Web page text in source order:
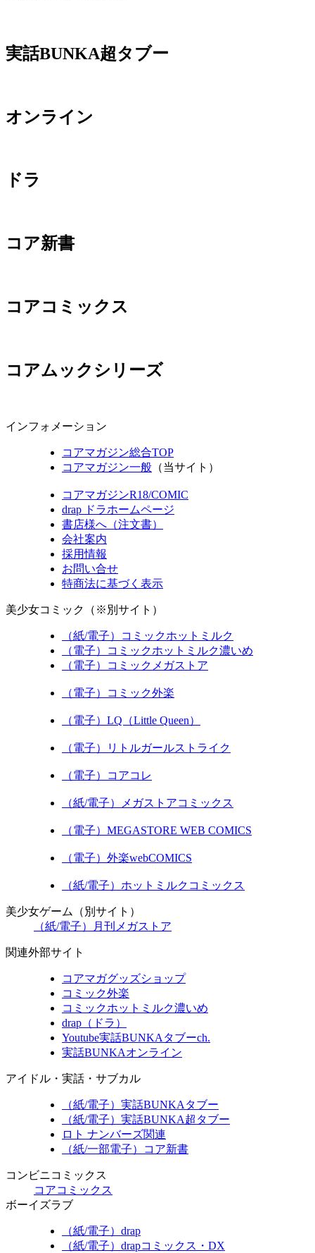
実話BUNKA超タブー
オンライン
ドラ
コア新書
コアコミックス
コアムックシリーズ
インフォメーション
コアマガジン総合TOP
コアマガジン一般 （当サイト）
コアマガジンR18/COMIC
drap ドラホームページ
書店様へ（注文書）
会社案内
採用情報
お問い合せ
特商法に基づく表示
美少女コミック（※別サイト）
（紙/電子）コミックホットミルク
（電子）コミックホットミルク濃いめ
（電子）コミックメガストア
（電子）コミック外楽
（電子）LQ（Little Queen）
（電子）リトルガールストライク
（電子）コアコレ
（紙/電子）メガストアコミックス
（電子）MEGASTORE WEB COMICS
（電子）外楽webCOMICS
（紙/電子）ホットミルクコミックス
美少女ゲーム（別サイト）
（紙/電子）月刊メガストア
関連外部サイト
コアマガグッズショップ
コミック外楽
コミックホットミルク濃いめ
drap（ドラ）
Youtube実話BUNKAタブーch.
実話BUNKAオンライン
アイドル・実話・サブカル
（紙/電子）実話BUNKAタブー
（紙/電子）実話BUNKA超タブー
ロト ナンバーズ関連
（紙/一部電子）コア新書
コンビニコミックス
コアコミックス
ボーイズラブ
（紙/電子）drap
（紙/電子）drapコミックス・DX